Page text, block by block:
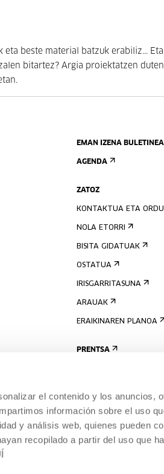
el contenido y los anuncios,
información sobre el uso
y análisis web, quienes pueden
recopilado a partir del uso que
beste material batzuk erabiliz... Eta
bitartez? Argia proiektatzen
EMAN IZENA
AGENDA
ZATOZ
KONTAKTUA ETA
NOLA ETORRI
BISITA GIDATUAK
OSTATUA
IRISGARRITASUNA
ARAUAK
ERAIKINAREN PLANOA
PRENTSA